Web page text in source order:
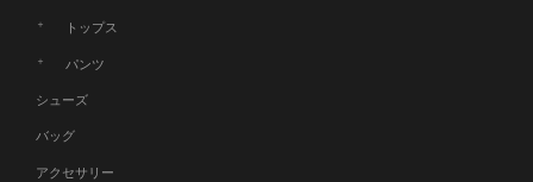
トップス
パンツ
シューズ
バッグ
アクセサリー